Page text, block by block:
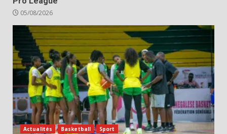
05/08/2026
Actualités Basketball Sport